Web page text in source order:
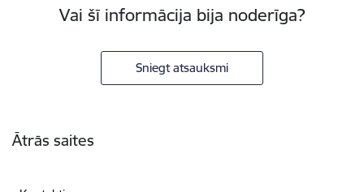
Vai šī informācija bija noderīga?
Sniegt atsauksmi
Ātrās saites